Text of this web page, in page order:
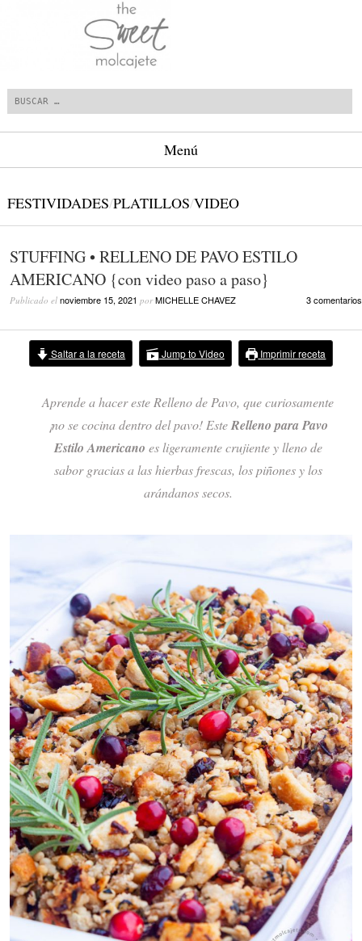
Menú
FESTIVIDADES/PLATILLOS/VIDEO
STUFFING • RELLENO DE PAVO ESTILO
AMERICANO {con video paso a paso}
Publicado el noviembre 15, 2021 porMICHELLE CHAVEZ 3 comentarios
Saltar a la receta Jump to Video Imprimir receta
Aprende a hacer este Relleno de Pavo, que curiosamente
¡no se cocina dentro del pavo! EsteRelleno para Pavo
Estilo Americano es ligeramente crujiente y lleno de
sabor gracias a las hierbas frescas, los piñones y los
arándanos secos.